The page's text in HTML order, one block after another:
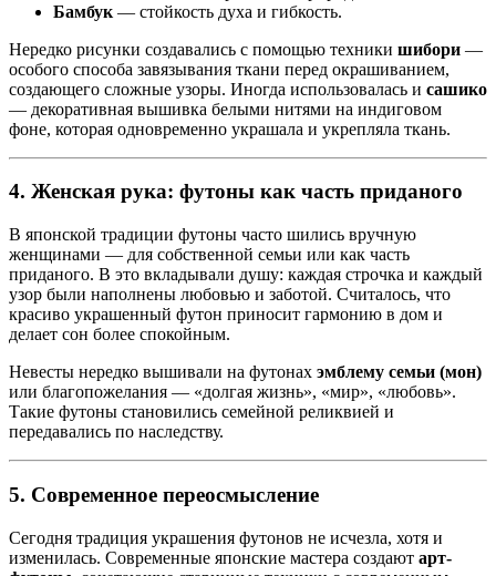
Бамбук — стойкость духа и гибкость.
Нередко рисунки создавались с помощью техники шибори —
особого способа завязывания ткани перед окрашиванием,
создающего сложные узоры. Иногда использовалась и сашико
— декоративная вышивка белыми нитями на индиговом
фоне, которая одновременно украшала и укрепляла ткань.
4. Женская рука: футоны как часть приданого
В японской традиции футоны часто шились вручную
женщинами — для собственной семьи или как часть
приданого. В это вкладывали душу: каждая строчка и каждый
узор были наполнены любовью и заботой. Считалось, что
красиво украшенный футон приносит гармонию в дом и
делает сон более спокойным.
Невесты нередко вышивали на футонах эмблему семьи (мон)
или благопожелания — «долгая жизнь», «мир», «любовь».
Такие футоны становились семейной реликвией и
передавались по наследству.
5. Современное переосмысление
Сегодня традиция украшения футонов не исчезла, хотя и
изменилась. Современные японские мастера создают арт-